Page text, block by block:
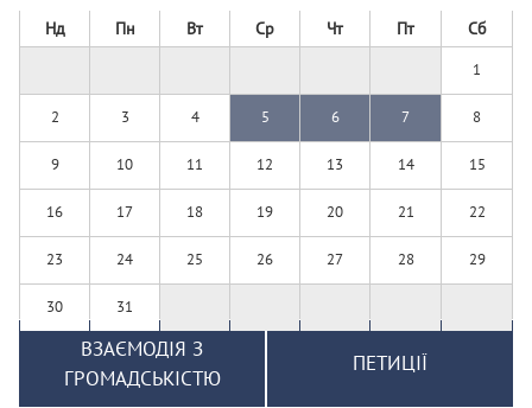
Нд Пн Вт Ср Чт Пт Сб
1
2 3 4 5 6 7 8
9 10 11 12 13 14 15
16 17 18 19 20 21 22
23 24 25 26 27 28 29
30 31
ВЗАЄМОДІЯ З
ГРОМАДСЬКІСТЮ
ПЕТИЦІЇ